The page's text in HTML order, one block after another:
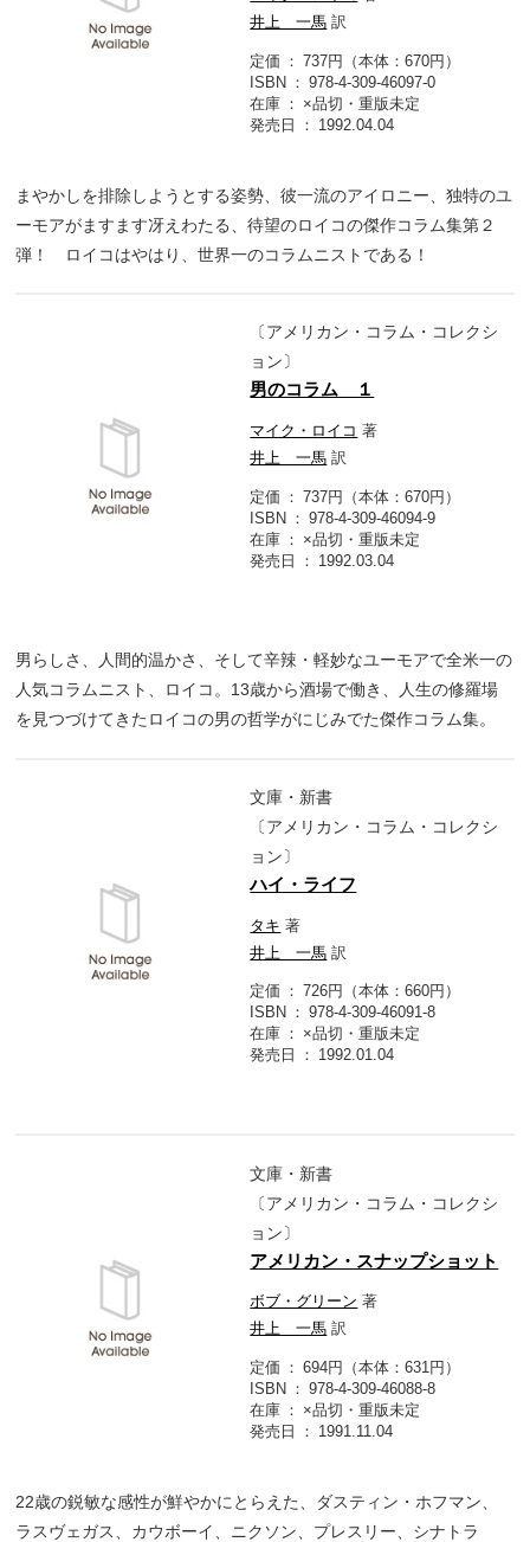
井上 一馬 訳
定価
737円（本体：670円）
ISBN
978-4-309-46097-0
在庫
×品切・重版未定
発売日
1992.04.04
まやかしを排除しようとする姿勢、彼一流のアイロニー、独特のユ
ーモアがますます冴えわたる、待望のロイコの傑作コラム集第２
弾！ ロイコはやはり、世界一のコラムニストである！
〔アメリカン・コラム・コレクシ
ョン〕
男のコラム １
マイク・ロイコ 著
井上 一馬 訳
定価
737円（本体：670円）
ISBN
978-4-309-46094-9
在庫
×品切・重版未定
発売日
1992.03.04
男らしさ、人間的温かさ、そして辛辣・軽妙なユーモアで全米一の
人気コラムニスト、ロイコ。13歳から酒場で働き、人生の修羅場
を見つづけてきたロイコの男の哲学がにじみでた傑作コラム集。
文庫・新書
〔アメリカン・コラム・コレクシ
ョン〕
ハイ・ライフ
タキ 著
井上 一馬 訳
定価
726円（本体：660円）
ISBN
978-4-309-46091-8
在庫
×品切・重版未定
発売日
1992.01.04
文庫・新書
〔アメリカン・コラム・コレクシ
ョン〕
アメリカン・スナップショット
ボブ・グリーン 著
井上 一馬 訳
定価
694円（本体：631円）
ISBN
978-4-309-46088-8
在庫
×品切・重版未定
発売日
1991.11.04
22歳の鋭敏な感性が鮮やかにとらえた、ダスティン・ホフマン、
ラスヴェガス、カウボーイ、ニクソン、プレスリー、シナトラ